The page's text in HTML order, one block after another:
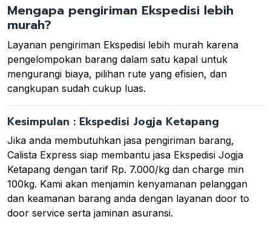
Mengapa pengiriman Ekspedisi lebih
murah?
Layanan pengiriman Ekspedisi lebih murah karena
pengelompokan barang dalam satu kapal untuk
mengurangi biaya, pilihan rute yang efisien, dan
cangkupan sudah cukup luas.
Kesimpulan : Ekspedisi Jogja Ketapang
Jika anda membutuhkan jasa pengiriman barang,
Calista Express siap membantu jasa Ekspedisi Jogja
Ketapang dengan tarif Rp. 7.000/kg dan charge min
100kg. Kami akan menjamin kenyamanan pelanggan
dan keamanan barang anda dengan layanan door to
door service serta jaminan asuransi.